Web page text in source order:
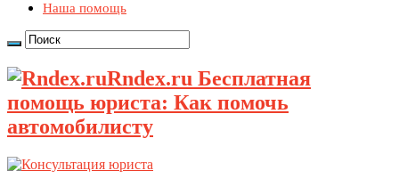
Наша помощь
Rndex.ru Бесплатная
помощь юриста: Как помочь
автомобилисту